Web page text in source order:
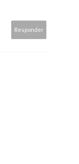
Responder